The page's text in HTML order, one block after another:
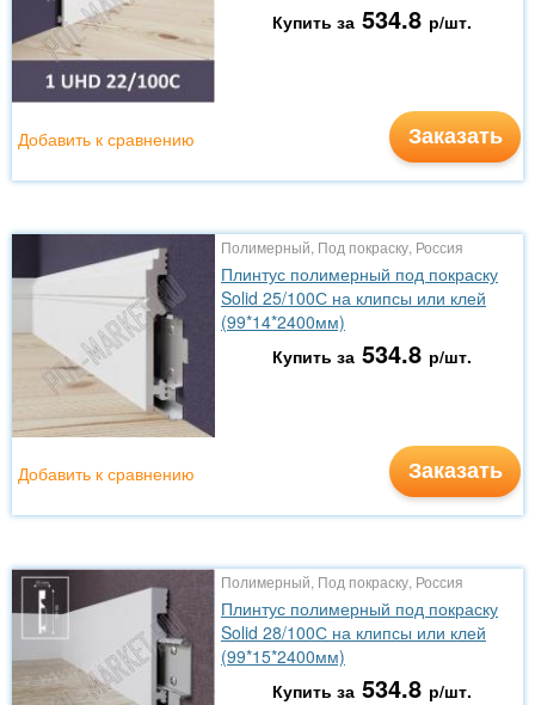
Купить за 534.8 р/шт.
Заказать
Добавить к сравнению
Полимерный, Под покраску, Россия
Плинтус полимерный под покраску
Solid 25/100С на клипсы или клей
(99*14*2400мм)
Купить за 534.8 р/шт.
Заказать
Добавить к сравнению
Полимерный, Под покраску, Россия
Плинтус полимерный под покраску
Solid 28/100С на клипсы или клей
(99*15*2400мм)
Купить за 534.8 р/шт.